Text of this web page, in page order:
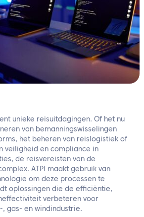
contact met ons op
unieke reisuitdagingen. Of het nu
van bemanningswisselingen
het beheren van reislogistiek of
veiligheid en compliance in
de reisvereisten van de
ATPI maakt gebruik van
om deze processen te
oplossingen die de efficiëntie,
verbeteren voor
gas- en windindustrie.